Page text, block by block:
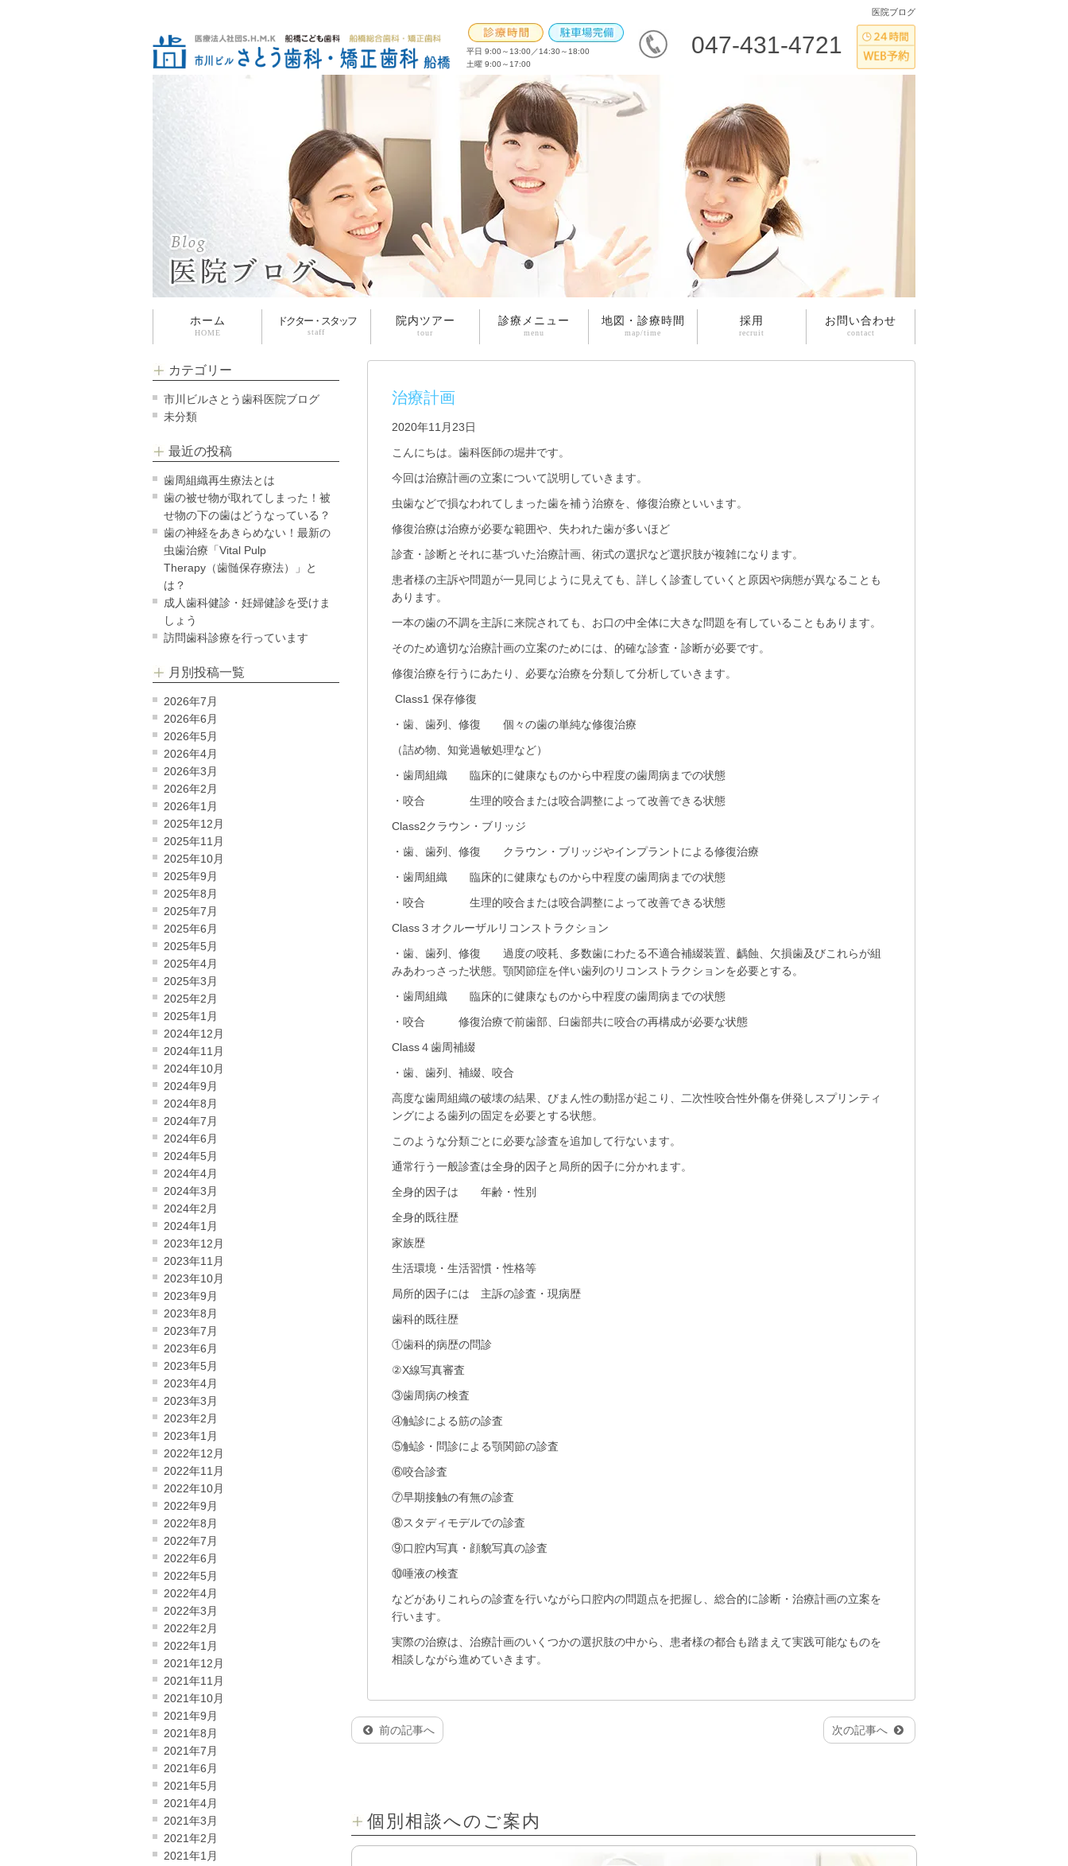
医院ブログ
平日 9:00～13:00／14:30～18:00
土曜 9:00～17:00
047-431-4721
ホーム
HOME
ドクター・スタッフ
staff
院内ツアー
tour
診療メニュー
menu
地図・診療時間
map/time
採用
recruit
お問い合わせ
contact
カテゴリー
市川ビルさとう歯科医院ブログ
未分類
最近の投稿
歯周組織再生療法とは
歯の被せ物が取れてしまった！被
せ物の下の歯はどうなっている？
歯の神経をあきらめない！最新の
虫歯治療「Vital Pulp
Therapy（歯髄保存療法）」と
は？
成人歯科健診・妊婦健診を受けま
しょう
訪問歯科診療を行っています
月別投稿一覧
2026年7月
2026年6月
2026年5月
2026年4月
2026年3月
2026年2月
2026年1月
2025年12月
2025年11月
2025年10月
2025年9月
2025年8月
2025年7月
2025年6月
2025年5月
2025年4月
2025年3月
2025年2月
2025年1月
2024年12月
2024年11月
2024年10月
2024年9月
2024年8月
2024年7月
2024年6月
2024年5月
2024年4月
2024年3月
2024年2月
2024年1月
2023年12月
2023年11月
2023年10月
2023年9月
2023年8月
2023年7月
2023年6月
2023年5月
2023年4月
2023年3月
2023年2月
2023年1月
2022年12月
2022年11月
2022年10月
2022年9月
2022年8月
2022年7月
2022年6月
2022年5月
2022年4月
2022年3月
2022年2月
2022年1月
2021年12月
2021年11月
2021年10月
2021年9月
2021年8月
2021年7月
2021年6月
2021年5月
2021年4月
2021年3月
2021年2月
2021年1月
治療計画
2020年11月23日
こんにちは。歯科医師の堀井です。
今回は治療計画の立案について説明していきます。
虫歯などで損なわれてしまった歯を補う治療を、修復治療といいます。
修復治療は治療が必要な範囲や、失われた歯が多いほど
診査・診断とそれに基づいた治療計画、術式の選択など選択肢が複雑になります。
患者様の主訴や問題が一見同じように見えても、詳しく診査していくと原因や病態が異なることも
あります。
一本の歯の不調を主訴に来院されても、お口の中全体に大きな問題を有していることもあります。
そのため適切な治療計画の立案のためには、的確な診査・診断が必要です。
修復治療を行うにあたり、必要な治療を分類して分析していきます。
Class1 保存修復
・歯、歯列、修復 個々の歯の単純な修復治療
（詰め物、知覚過敏処理など）
・歯周組織 臨床的に健康なものから中程度の歯周病までの状態
・咬合 生理的咬合または咬合調整によって改善できる状態
Class2クラウン・ブリッジ
・歯、歯列、修復 クラウン・ブリッジやインプラントによる修復治療
・歯周組織 臨床的に健康なものから中程度の歯周病までの状態
・咬合 生理的咬合または咬合調整によって改善できる状態
Class３オクルーザルリコンストラクション
・歯、歯列、修復 過度の咬耗、多数歯にわたる不適合補綴装置、齲蝕、欠損歯及びこれらが組
みあわっさった状態。顎関節症を伴い歯列のリコンストラクションを必要とする。
・歯周組織 臨床的に健康なものから中程度の歯周病までの状態
・咬合 修復治療で前歯部、臼歯部共に咬合の再構成が必要な状態
Class４歯周補綴
・歯、歯列、補綴、咬合
高度な歯周組織の破壊の結果、びまん性の動揺が起こり、二次性咬合性外傷を併発しスプリンティ
ングによる歯列の固定を必要とする状態。
このような分類ごとに必要な診査を追加して行ないます。
通常行う一般診査は全身的因子と局所的因子に分かれます。
全身的因子は 年齢・性別
全身的既往歴
家族歴
生活環境・生活習慣・性格等
局所的因子には 主訴の診査・現病歴
歯科的既往歴
①歯科的病歴の問診
②X線写真審査
③歯周病の検査
④触診による筋の診査
⑤触診・問診による顎関節の診査
⑥咬合診査
⑦早期接触の有無の診査
⑧スタディモデルでの診査
⑨口腔内写真・顔貌写真の診査
⑩唾液の検査
などがありこれらの診査を行いながら口腔内の問題点を把握し、総合的に診断・治療計画の立案を
行います。
実際の治療は、治療計画のいくつかの選択肢の中から、患者様の都合も踏まえて実践可能なものを
相談しながら進めていきます。
前の記事へ 次の記事へ
個別相談へのご案内